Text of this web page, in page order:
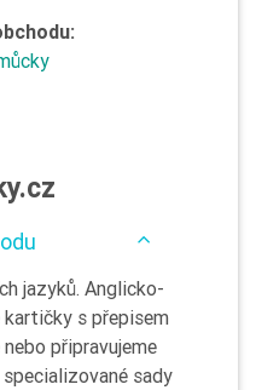
jazyků. Anglicko-
kartičky s přepisem
připravujeme
sady